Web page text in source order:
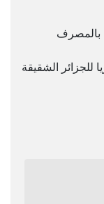
بالمصرف
للجزائر الشقيقة